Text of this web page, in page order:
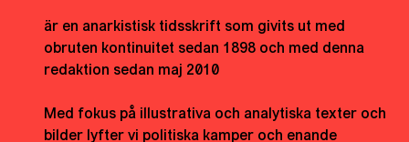
är en anarkistisk tidsskrift som givits ut med
obruten kontinuitet sedan 1898 och med denna
redaktion sedan maj 2010
Med fokus på illustrativa och analytiska texter och
bilder lyfter vi politiska kamper och enande